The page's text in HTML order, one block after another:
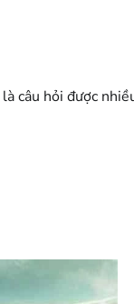
câu hỏi được